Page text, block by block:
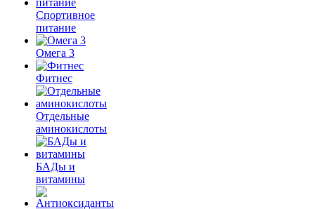
Спортивное
питание
Омега 3
Фитнес
Отдельные
аминокислоты
БАДы и
витамины